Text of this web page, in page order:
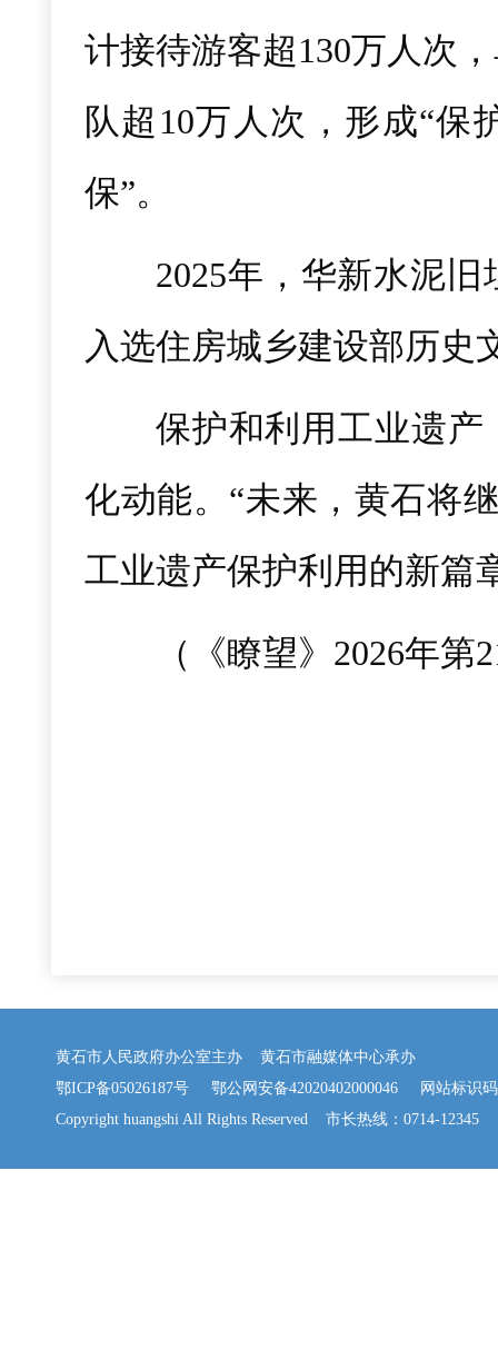
计接待游客超130万人次
队超10万人次，形成“
保”。
2025年，华新水泥
入选住房城乡建设部历史
保护和利用工业遗
化动能。“未来，黄石将
工业遗产保护利用的新篇
（《瞭望》2026年第
黄石市人民政府办公室主办 黄石市融媒体中心承办
鄂ICP备05026187号
鄂公网安备42020402000046 网站标识码
Copyright huangshi All Rights Reserved 市长热线：0714-12345